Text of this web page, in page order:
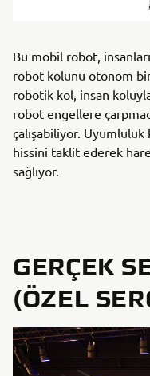
Bu mobil robot,
robot kolunu otonom
robotik kol, insan
robot engellere
çalışabiliyor.
hissini taklit ederek
sağlıyor.
GERÇEK
(ÖZEL